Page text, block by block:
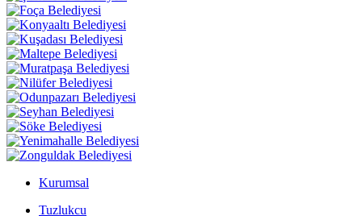
Kurumsal
Tuzlukcu